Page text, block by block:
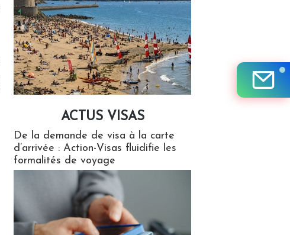
ACTUS VISAS
De la demande de visa à la carte
d’arrivée : Action-Visas fluidifie les
formalités de voyage